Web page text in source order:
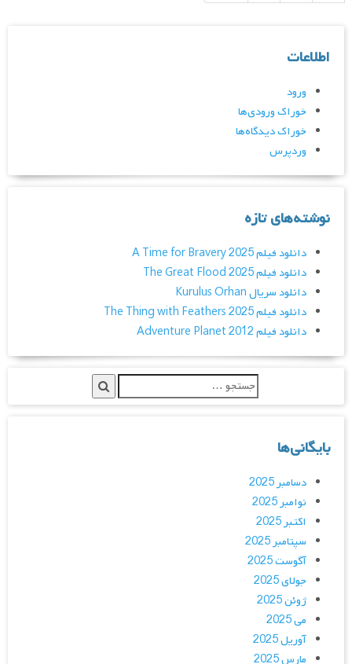
اطلاعات
ورود
خوراک ورودی‌ها
خوراک دیدگاه‌ها
وردپرس
نوشته‌های تازه
دانلود فیلم A Time for Bravery 2025
دانلود فیلم The Great Flood 2025
دانلود سریال Kurulus Orhan
دانلود فیلم The Thing with Feathers 2025
دانلود فیلم Adventure Planet 2012
بایگانی‌ها
دسامبر 2025
نوامبر 2025
اکتبر 2025
سپتامبر 2025
آگوست 2025
جولای 2025
ژوئن 2025
می 2025
آوریل 2025
مارس 2025